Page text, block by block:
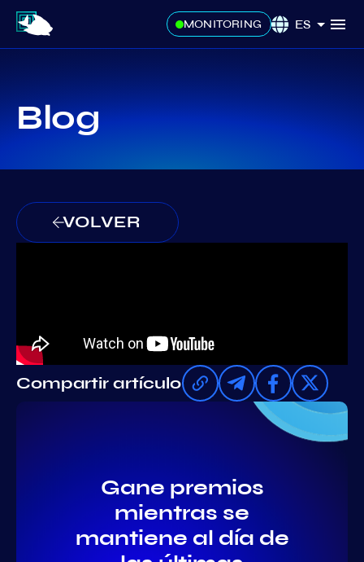
MONITORING ES
Blog
VOLVER
Compartir artículo
Gane premios
mientras se
mantiene al día de